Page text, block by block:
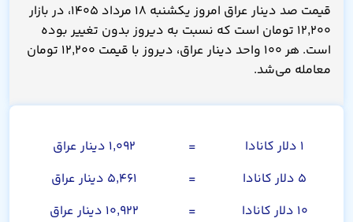
قیمت صد دینار عراق امروز یکشنبه ۱۸ مرداد ۱۴۰۵، در بازار
۱۲,۲۰۰ تومان است که نسبت به دیروز بدون تغییر بوده
است. هر ۱۰۰ واحد دینار عراق، دیروز با قیمت ۱۲,۲۰۰ تومان
معامله می‌شد.
۱ دلار کانادا =
۱,۰۹۲ دینار عراق
۵ دلار کانادا
=
۵,۴۶۱ دینار عراق
۱۰ دلار کانادا
=
۱۰,۹۲۲ دینار عراق